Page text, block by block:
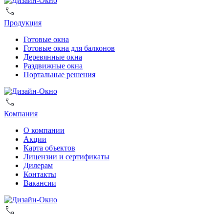
Продукция
Готовые окна
Готовые окна для балконов
Деревянные окна
Раздвижные окна
Портальные решения
Компания
О компании
Акции
Карта объектов
Лицензии и сертификаты
Дилерам
Контакты
Вакансии